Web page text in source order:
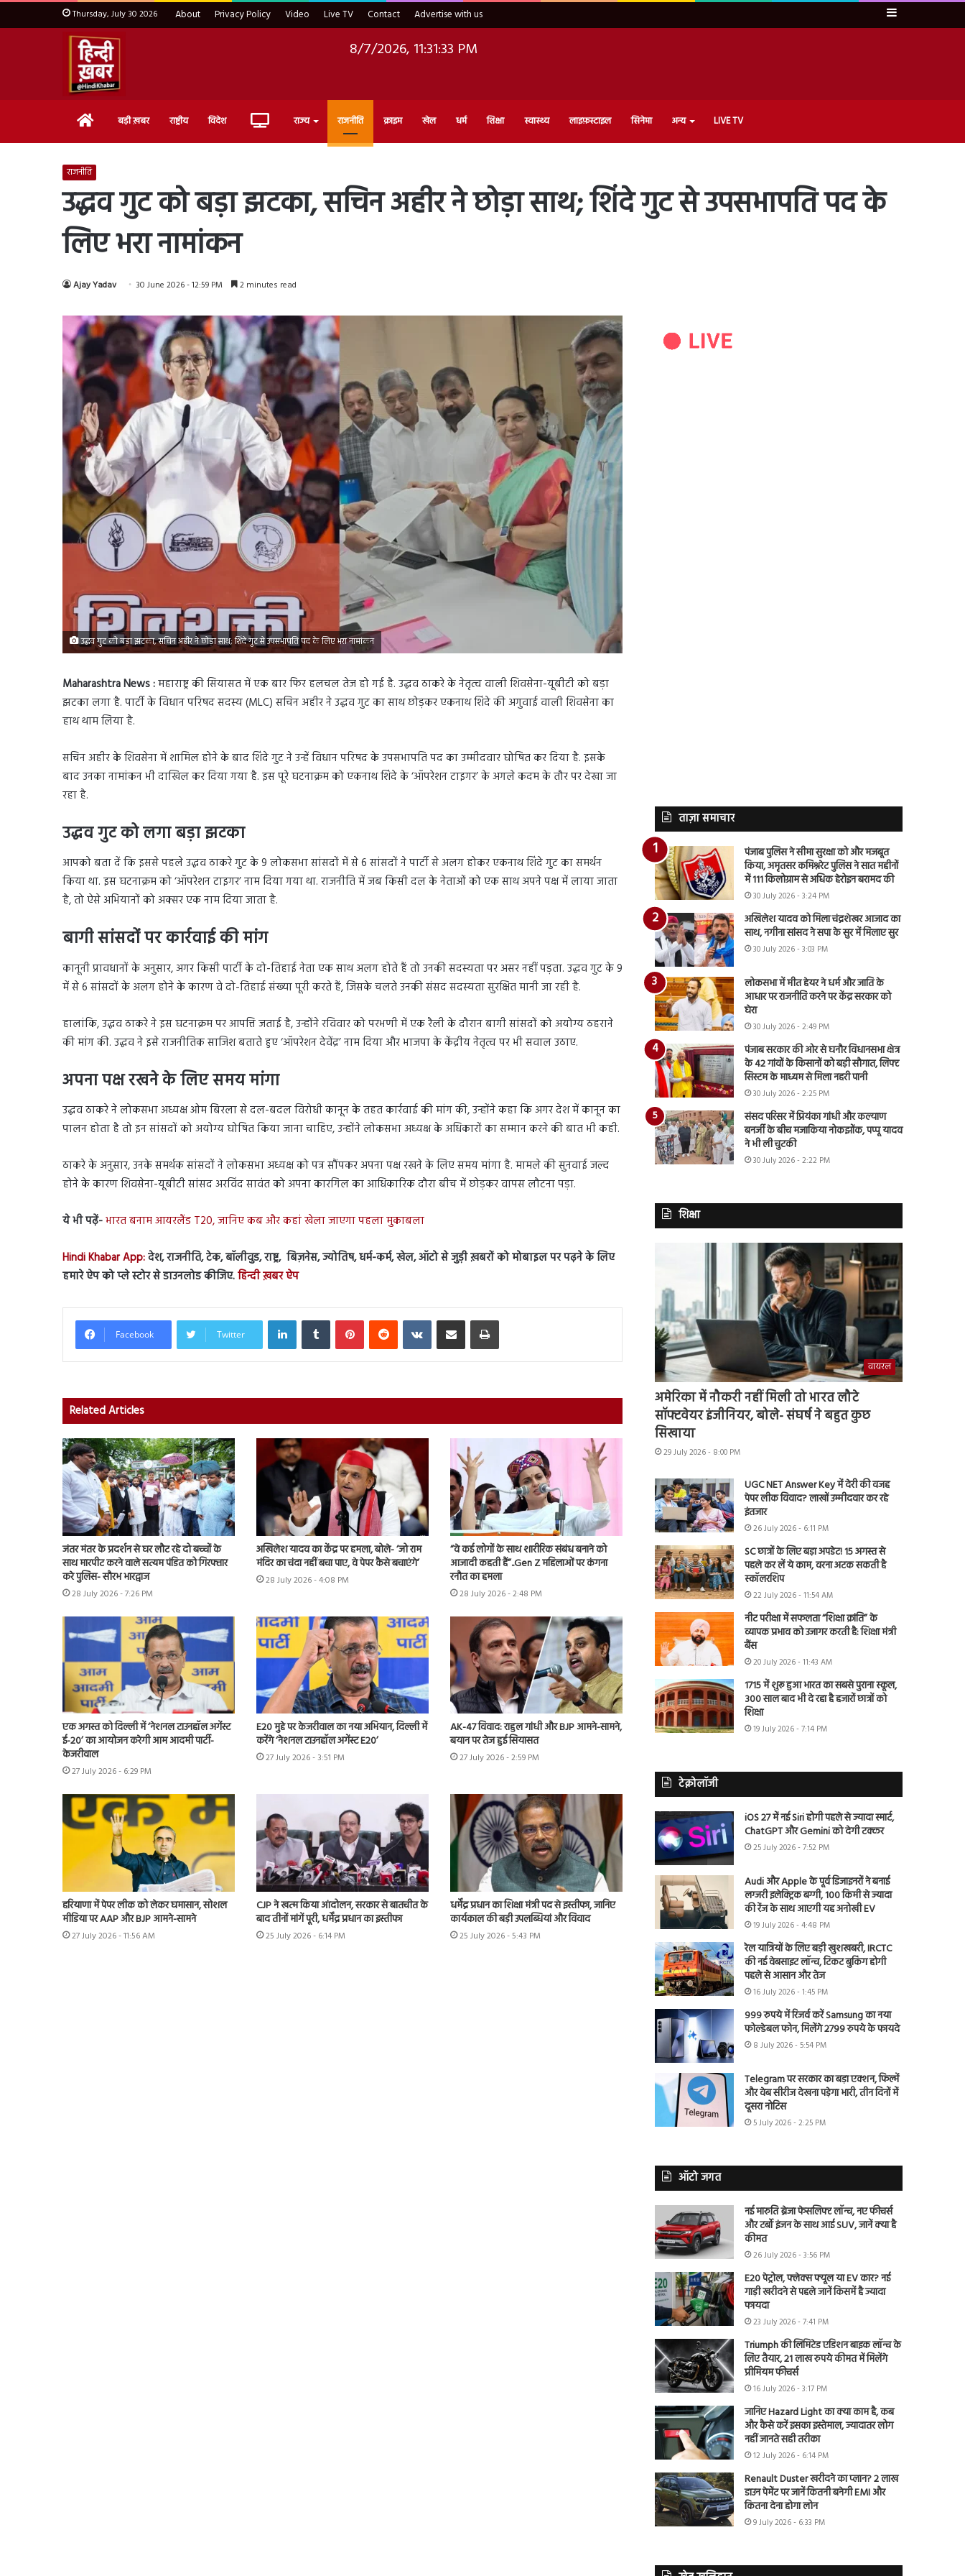
Thursday, July 30 2026 About Privacy Policy Video Live TV Contact Advertise with us Sidebar
8/7/2026, 11:31:34 PM
Home बड़ी ख़बर राष्ट्रीय विदेश Live राज्य राजनीति क्राइम खेल धर्म शिक्षा स्वास्थ्य लाइफ़स्टाइल सिनेमा अन्य LIVE TV
राजनीति
उद्धव गुट को बड़ा झटका, सचिन अहीर ने छोड़ा साथ; शिंदे गुट से उपसभापति पद के
लिए भरा नामांकन
Ajay Yadav 30 June 2026 - 12:59 PM 2 minutes read
उद्धव गुट को बड़ा झटका, सचिन अहीर ने छोड़ा साथ; शिंदे गुट से उपसभापति पद के लिए भरा नामांकन
Maharashtra News :महाराष्ट्र की सियासत में एक बार फिर हलचल तेज हो गई है. उद्धव ठाकरे के नेतृत्व वाली शिवसेना-यूबीटी को बड़ा
झटका लगा है. पार्टी के विधान परिषद सदस्य (MLC) सचिन अहीर ने उद्धव गुट का साथ छोड़कर एकनाथ शिंदे की अगुवाई वाली शिवसेना का
हाथ थाम लिया है.
सचिन अहीर के शिवसेना में शामिल होने के बाद शिंदे गुट ने उन्हें विधान परिषद के उपसभापति पद का उम्मीदवार घोषित कर दिया है. इसके
बाद उनका नामांकन भी दाखिल कर दिया गया है. इस पूरे घटनाक्रम को एकनाथ शिंदे के ‘ऑपरेशन टाइगर’ के अगले कदम के तौर पर देखा जा
रहा है.
उद्धव गुट को लगा बड़ा झटका
आपको बता दें कि इससे पहले उद्धव ठाकरे गुट के 9 लोकसभा सांसदों में से 6 सांसदों ने पार्टी से अलग होकर एकनाथ शिंदे गुट का समर्थन
किया था. इस घटनाक्रम को ‘ऑपरेशन टाइगर’ नाम दिया गया था. राजनीति में जब किसी दल के नेताओं को एक साथ अपने पक्ष में लाया जाता
है, तो ऐसे अभियानों को अक्सर एक नाम दिया जाता है.
बागी सांसदों पर कार्रवाई की मांग
कानूनी प्रावधानों के अनुसार, अगर किसी पार्टी के दो-तिहाई नेता एक साथ अलग होते हैं तो उनकी सदस्यता पर असर नहीं पड़ता. उद्धव गुट के 9
में से 6 सांसदों के अलग होने के कारण वे दो-तिहाई संख्या पूरी करते हैं, जिसके चलते उनकी संसद सदस्यता सुरक्षित मानी जा रही है.
हालांकि, उद्धव ठाकरे ने इस घटनाक्रम पर आपत्ति जताई है, उन्होंने रविवार को परभणी में एक रैली के दौरान बागी सांसदों को अयोग्य ठहराने
की मांग की. उद्धव ने इसे राजनीतिक साजिश बताते हुए ‘ऑपरेशन देवेंद्र’ नाम दिया और भाजपा के केंद्रीय नेतृत्व पर भी सवाल उठाए.
अपना पक्ष रखने के लिए समय मांगा
उद्धव ठाकरे ने लोकसभा अध्यक्ष ओम बिरला से दल-बदल विरोधी कानून के तहत कार्रवाई की मांग की, उन्होंने कहा कि अगर देश में कानून का
पालन होता है तो इन सांसदों को अयोग्य घोषित किया जाना चाहिए, उन्होंने लोकसभा अध्यक्ष के अधिकारों का सम्मान करने की बात भी कही.
ठाकरे के अनुसार, उनके समर्थक सांसदों ने लोकसभा अध्यक्ष को पत्र सौंपकर अपना पक्ष रखने के लिए समय मांगा है. मामले की सुनवाई जल्द
होने के कारण शिवसेना-यूबीटी सांसद अरविंद सावंत को अपना कारगिल का आधिकारिक दौरा बीच में छोड़कर वापस लौटना पड़ा.
ये भी पढ़ें-भारत बनाम आयरलैंड T20, जानिए कब और कहां खेला जाएगा पहला मुकाबला
Hindi Khabar App:देश, राजनीति, टेक, बॉलीवुड, राष्ट्र, बिज़नेस, ज्योतिष, धर्म-कर्म, खेल, ऑटो से जुड़ी ख़बरों को मोबाइल पर पढ़ने के लिए
हमारे ऐप को प्ले स्टोर से डाउनलोड कीजिए.हिन्दी ख़बर ऐप
Facebook Twitter
LinkedInTumblr PinterestReddit VKontakteShare via Email Print
Related Articles
जंतर मंतर के प्रदर्शन से घर लौट रहे दो बच्चों के
साथ मारपीट करने वाले सत्यम पंडित को गिरफ्तार
करे पुलिस- सौरभ भारद्वाज
28 July 2026 - 7:26 PM
अखिलेश यादव का केंद्र पर हमला, बोले- ‘जो राम
मंदिर का चंदा नहीं बचा पाए, वे पेपर कैसे बचाएंगे’
28 July 2026 - 4:08 PM
“वे कई लोगों के साथ शारीरिक संबंध बनाने को
आजादी कहती हैं”..Gen Z महिलाओं पर कंगना
रनौत का हमला
28 July 2026 - 2:48 PM
एक अगस्त को दिल्ली में ‘नेशनल टाउनहॉल अगेंस्ट
ई-20’ का आयोजन करेगी आम आदमी पार्टी-
केजरीवाल
27 July 2026 - 6:29 PM
E20 मुद्दे पर केजरीवाल का नया अभियान, दिल्ली में
करेंगे ‘नेशनल टाउनहॉल अगेंस्ट E20’
27 July 2026 - 3:51 PM
AK-47 विवाद: राहुल गांधी और BJP आमने-सामने,
बयान पर तेज हुई सियासत
27 July 2026 - 2:59 PM
हरियाणा में पेपर लीक को लेकर घमासान, सोशल
मीडिया पर AAP और BJP आमने-सामने
27 July 2026 - 11:56 AM
CJP ने खत्म किया आंदोलन, सरकार से बातचीत के
बाद तीनों मांगें पूरी, धर्मेंद्र प्रधान का इस्तीफा
25 July 2026 - 6:14 PM
धर्मेंद्र प्रधान का शिक्षा मंत्री पद से इस्तीफा, जानिए
कार्यकाल की बड़ी उपलब्धियां और विवाद
25 July 2026 - 5:43 PM
ताज़ा समाचार
पंजाब पुलिस ने सीमा सुरक्षा को और मजबूत
किया, अमृतसर कमिश्नरेट पुलिस ने सात महीनों
में 111 किलोग्राम से अधिक हेरोइन बरामद की
30 July 2026 - 3:24 PM
अखिलेश यादव को मिला चंद्रशेखर आजाद का
साथ, नगीना सांसद ने सपा के सुर में मिलाए सुर
30 July 2026 - 3:03 PM
लोकसभा में मीत हेयर ने धर्म और जाति के
आधार पर राजनीति करने पर केंद्र सरकार को
घेरा
30 July 2026 - 2:49 PM
पंजाब सरकार की ओर से घनौर विधानसभा क्षेत्र
के 42 गांवों के किसानों को बड़ी सौगात, लिफ्ट
सिस्टम के माध्यम से मिला नहरी पानी
30 July 2026 - 2:25 PM
संसद परिसर में प्रियंका गांधी और कल्याण
बनर्जी के बीच मजाकिया नोकझोंक, पप्पू यादव
ने भी ली चुटकी
30 July 2026 - 2:22 PM
शिक्षा
वायरल
अमेरिका में नौकरी नहीं मिली तो भारत लौटे
सॉफ्टवेयर इंजीनियर, बोले- संघर्ष ने बहुत कुछ
सिखाया
29 July 2026 - 8:00 PM
UGC NET Answer Key में देरी की वजह
पेपर लीक विवाद? लाखों उम्मीदवार कर रहे
इंतजार
26 July 2026 - 6:11 PM
SC छात्रों के लिए बड़ा अपडेट! 15 अगस्त से
पहले कर लें ये काम, वरना अटक सकती है
स्कॉलरशिप
22 July 2026 - 11:54 AM
नीट परीक्षा में सफलता “शिक्षा क्रांति” के
व्यापक प्रभाव को उजागर करती है: शिक्षा मंत्री
बैंस
20 July 2026 - 11:43 AM
1715 में शुरू हुआ भारत का सबसे पुराना स्कूल,
300 साल बाद भी दे रहा है हजारों छात्रों को
शिक्षा
19 July 2026 - 7:14 PM
टेक्नोलॉजी
iOS 27 में नई Siri होगी पहले से ज्यादा स्मार्ट,
ChatGPT और Gemini को देगी टक्कर
25 July 2026 - 7:52 PM
Audi और Apple के पूर्व डिजाइनरों ने बनाई
लग्जरी इलेक्ट्रिक बग्गी, 100 किमी से ज्यादा
की रेंज के साथ आएगी यह अनोखी EV
19 July 2026 - 4:48 PM
रेल यात्रियों के लिए बड़ी खुशखबरी, IRCTC
की नई वेबसाइट लॉन्च, टिकट बुकिंग होगी
पहले से आसान और तेज
16 July 2026 - 1:45 PM
999 रुपये में रिजर्व करें Samsung का नया
फोल्डेबल फोन, मिलेंगे 2799 रुपये के फायदे
8 July 2026 - 5:54 PM
Telegram पर सरकार का बड़ा एक्शन, फिल्में
और वेब सीरीज देखना पड़ेगा भारी, तीन दिनों में
दूसरा नोटिस
5 July 2026 - 2:25 PM
ऑटो जगत
नई मारुति ब्रेजा फेसलिफ्ट लॉन्च, नए फीचर्स
और टर्बो इंजन के साथ आई SUV, जानें क्या है
कीमत
26 July 2026 - 3:56 PM
E20 पेट्रोल, फ्लेक्स फ्यूल या EV कार? नई
गाड़ी खरीदने से पहले जानें किसमें है ज्यादा
फायदा
23 July 2026 - 7:41 PM
Triumph की लिमिटेड एडिशन बाइक लॉन्च के
लिए तैयार, 21 लाख रुपये कीमत में मिलेंगे
प्रीमियम फीचर्स
16 July 2026 - 3:17 PM
जानिए Hazard Light का क्या काम है, कब
और कैसे करें इसका इस्तेमाल, ज्यादातर लोग
नहीं जानते सही तरीका
12 July 2026 - 6:14 PM
Renault Duster खरीदने का प्लान? 2 लाख
डाउन पेमेंट पर जानें कितनी बनेगी EMI और
कितना देना होगा लोन
9 July 2026 - 6:33 PM